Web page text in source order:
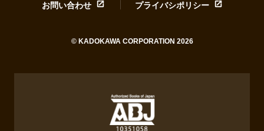
お問い合わせ プライバシポリシー
© KADOKAWA CORPORATION 2026